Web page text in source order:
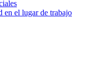
en el lugar de trabajo